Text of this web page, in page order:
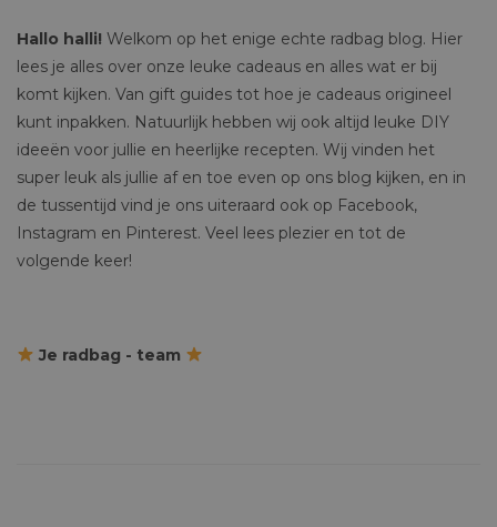
Hallo halli! Welkom op het enige echte radbag blog. Hier
lees je alles over onze leuke cadeaus en alles wat er bij
komt kijken. Van gift guides tot hoe je cadeaus origineel
kunt inpakken. Natuurlijk hebben wij ook altijd leuke DIY
ideeën voor jullie en heerlijke recepten. Wij vinden het
super leuk als jullie af en toe even op ons blog kijken, en in
de tussentijd vind je ons uiteraard ook op Facebook,
Instagram en Pinterest. Veel lees plezier en tot de
volgende keer!
Je radbag - team